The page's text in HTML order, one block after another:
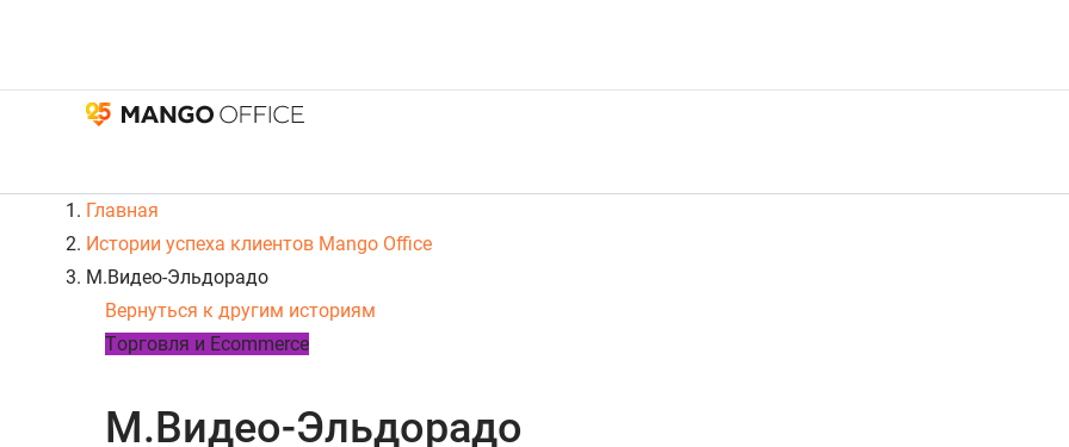
Главная
Истории успеха клиентов Mango Office
М.Видео-Эльдорадо
Вернуться к другим историям
Tорговля и Ecommerce
М.Видео-Эльдорадо